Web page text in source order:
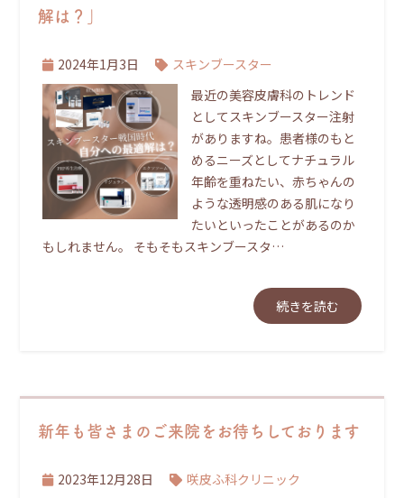
解は？」
2024年1月3日
スキンブースター
最近の美容皮膚科のトレンド
としてスキンブースター注射
がありますね。患者様のもと
めるニーズとしてナチュラル
年齢を重ねたい、赤ちゃんの
ような透明感のある肌になり
たいといったことがあるのか
もしれません。 そもそもスキンブースタ…
続きを読む
新年も皆さまのご来院をお待ちしております
2023年12月28日
咲皮ふ科クリニック